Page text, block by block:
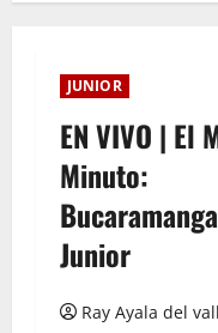
JUNIOR
EN VIVO | El
Minuto:
Junior
Ray Ayala del